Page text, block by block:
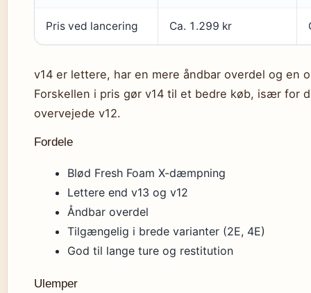
Pris ved lancering Ca. 1.299 kr
v14 er lettere, har en mere åndbar overdel og en
Forskellen i pris gør v14 til et bedre køb, især for
overvejede v12.
Fordele
Blød Fresh Foam X-dæmpning
Lettere end v13 og v12
Åndbar overdel
Tilgængelig i brede varianter (2E, 4E)
God til lange ture og restitution
Ulemper